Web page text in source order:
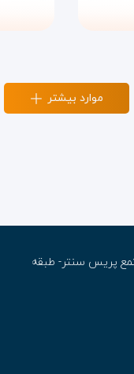
موارد بیشتر
پریس سنتر- طبقه